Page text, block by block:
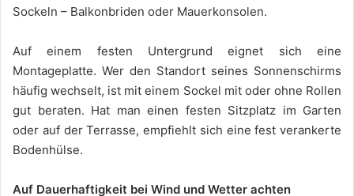
Sockeln – Balkonbriden oder Mauerkonsolen.
Auf einem festen Untergrund eignet sich eine
Montageplatte. Wer den Standort seines Sonnenschirms
häufig wechselt, ist mit einem Sockel mit oder ohne Rollen
gut beraten. Hat man einen festen Sitzplatz im Garten
oder auf der Terrasse, empfiehlt sich eine fest verankerte
Bodenhülse.
Auf Dauerhaftigkeit bei Wind und Wetter achten